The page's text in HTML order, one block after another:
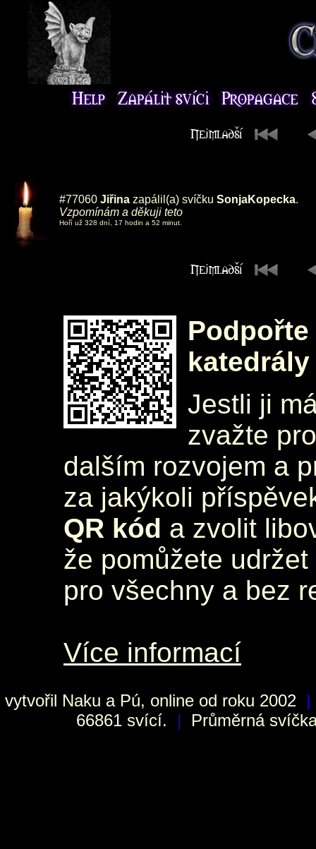
#77060 Jiřina zapálil(a) svíčku SonjaKopecka.
Vzpomínám a děkuji teto
Hoří už 328 dní, 17 hodin a 52 minut.
katedrály
Jestli ji
zvažte
dalším rozvojem a
za jakýkoli
QR kód a zvolit
že pomůžete
pro všechny a bez
Více informací
vytvořil Naku a Pú, online od roku 2002 |
66861 svící.
| Průměrná